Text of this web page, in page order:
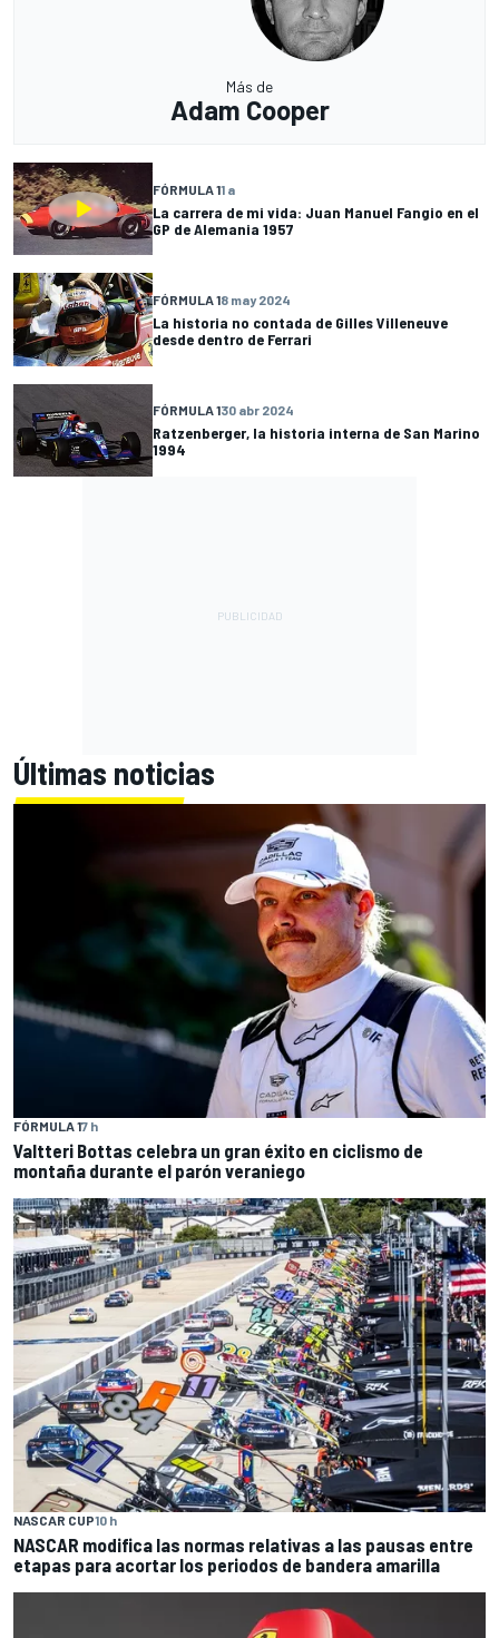
Más de
Adam Cooper
FÓRMULA 11 a
La carrera de mi vida: Juan Manuel Fangio en el
GP de Alemania 1957
FÓRMULA 18 may 2024
La historia no contada de Gilles Villeneuve
desde dentro de Ferrari
FÓRMULA 130 abr 2024
Ratzenberger, la historia interna de San Marino
1994
Últimas noticias
FÓRMULA 17 h
Valtteri Bottas celebra un gran éxito en ciclismo de
montaña durante el parón veraniego
NASCAR CUP10 h
NASCAR modifica las normas relativas a las pausas entre
etapas para acortar los periodos de bandera amarilla